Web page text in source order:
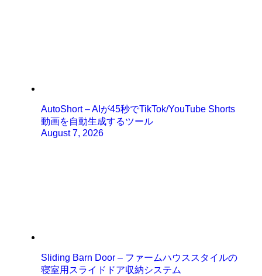
AutoShort – AIが45秒でTikTok/YouTube Shorts
動画を自動生成するツール
August 7, 2026
Sliding Barn Door – ファームハウススタイルの
寝室用スライドドア収納システム